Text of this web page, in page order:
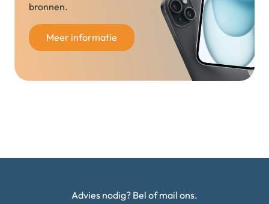
bronnen.
Meer informatie
Advies nodig? Bel of mail ons.